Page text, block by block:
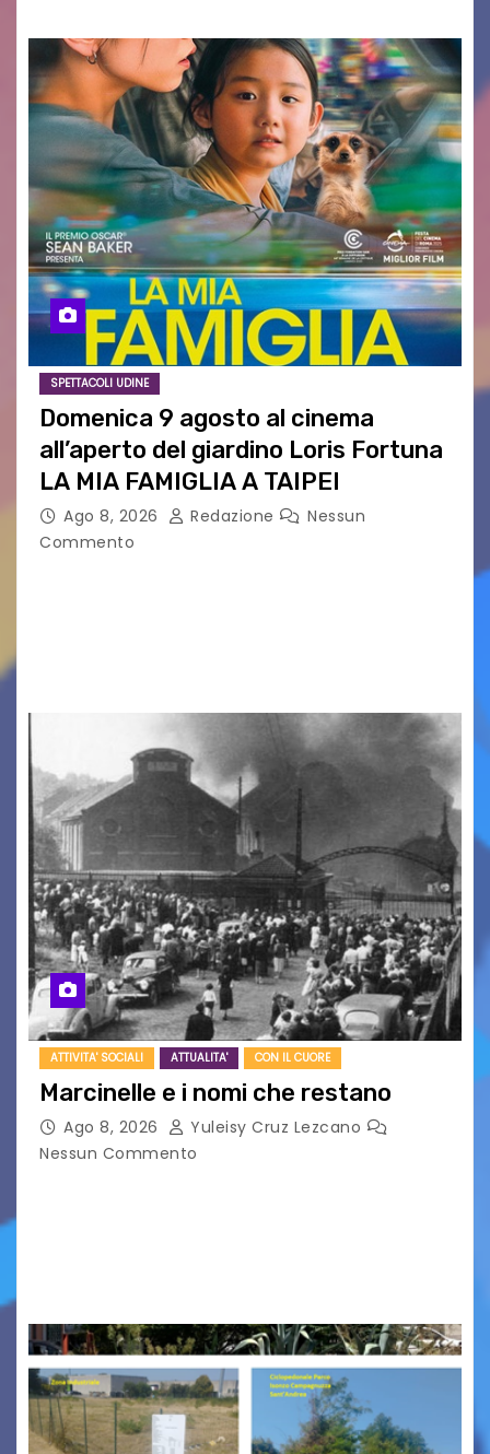
SPETTACOLI UDINE
Domenica 9 agosto al cinema
all’aperto del giardino Loris Fortuna
LA MIA FAMIGLIA A TAIPEI
Ago 8, 2026 Redazione
Nessun
Commento
ATTIVITA' SOCIALI ATTUALITA' CON IL CUORE
Marcinelle e i nomi che restano
Ago 8, 2026
Yuleisy Cruz Lezcano
Nessun Commento